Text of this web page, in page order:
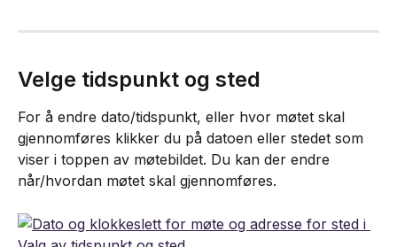
Velge tidspunkt og sted
For å endre dato/tidspunkt, eller hvor møtet skal
gjennomføres klikker du på datoen eller stedet som
viser i toppen av møtebildet. Du kan der endre
når/hvordan møtet skal gjennomføres.